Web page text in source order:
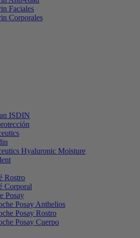
Faciales
Corporales
ISDIN
Hyaluronic Moisture
Rostro
Corporal
Posay
Posay Anthelios
Posay Rostro
Posay Cuerpo